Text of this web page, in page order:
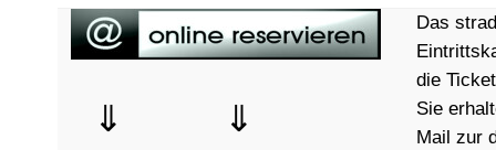
⇓ ⇓
Das
die
Sie
Mail zur